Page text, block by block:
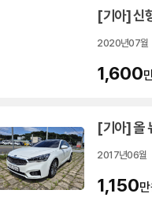
[기아] 신
2020년07월
1,600
[기아] 올
2017년06월
1,150